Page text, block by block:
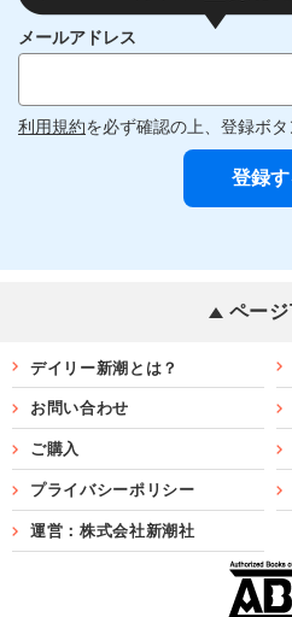
メールアドレス
利用規約を必ず確認の上、登録ボタ
ペー
デイリー新潮とは？
お問い合わせ
ご購入
プライバシーポリシー
運営：株式会社新潮社